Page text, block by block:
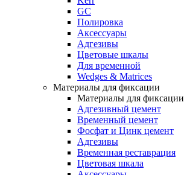
GC
Полировка
Аксессуары
Адгезивы
Цветовые шкалы
Для временной
Wedges & Matrices
Материалы для фиксации
Материалы для фиксации
Адгезивный цемент
Временный цемент
Фосфат и Цинк цемент
Адгезивы
Временная реставрация
Цветовая шкала